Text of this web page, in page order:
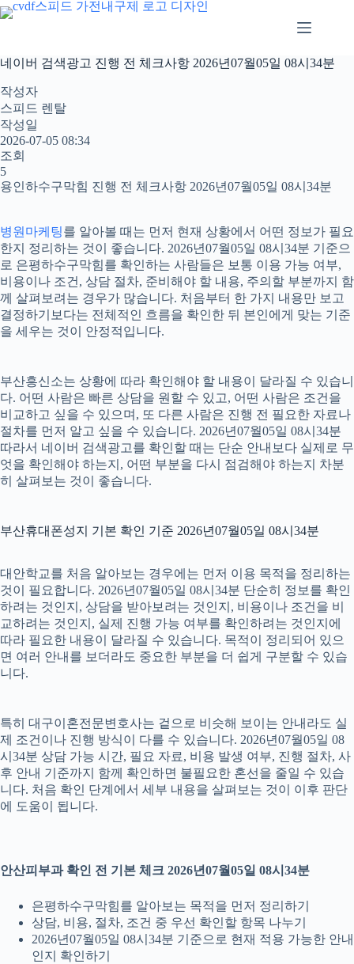
본
문
로
건
너
뛰
기
네이버 검색광고 진행 전 체크사항 2026년07월05일 08시34분
작성자
스피드 렌탈
작성일
2026-07-05 08:34
조회
5
용인하수구막힘 진행 전 체크사항 2026년07월05일 08시34분
병원마케팅를 알아볼 때는 먼저 현재 상황에서 어떤 정보가 필요
한지 정리하는 것이 좋습니다. 2026년07월05일 08시34분 기준으
로 은평하수구막힘를 확인하는 사람들은 보통 이용 가능 여부,
비용이나 조건, 상담 절차, 준비해야 할 내용, 주의할 부분까지 함
께 살펴보려는 경우가 많습니다. 처음부터 한 가지 내용만 보고
결정하기보다는 전체적인 흐름을 확인한 뒤 본인에게 맞는 기준
을 세우는 것이 안정적입니다.
부산흥신소는 상황에 따라 확인해야 할 내용이 달라질 수 있습니
다. 어떤 사람은 빠른 상담을 원할 수 있고, 어떤 사람은 조건을
비교하고 싶을 수 있으며, 또 다른 사람은 진행 전 필요한 자료나
절차를 먼저 알고 싶을 수 있습니다. 2026년07월05일 08시34분
따라서 네이버 검색광고를 확인할 때는 단순 안내보다 실제로 무
엇을 확인해야 하는지, 어떤 부분을 다시 점검해야 하는지 차분
히 살펴보는 것이 좋습니다.
부산휴대폰성지 기본 확인 기준 2026년07월05일 08시34분
대안학교를 처음 알아보는 경우에는 먼저 이용 목적을 정리하는
것이 필요합니다. 2026년07월05일 08시34분 단순히 정보를 확인
하려는 것인지, 상담을 받아보려는 것인지, 비용이나 조건을 비
교하려는 것인지, 실제 진행 가능 여부를 확인하려는 것인지에
따라 필요한 내용이 달라질 수 있습니다. 목적이 정리되어 있으
면 여러 안내를 보더라도 중요한 부분을 더 쉽게 구분할 수 있습
니다.
특히 대구이혼전문변호사는 겉으로 비슷해 보이는 안내라도 실
제 조건이나 진행 방식이 다를 수 있습니다. 2026년07월05일 08
시34분 상담 가능 시간, 필요 자료, 비용 발생 여부, 진행 절차, 사
후 안내 기준까지 함께 확인하면 불필요한 혼선을 줄일 수 있습
니다. 처음 확인 단계에서 세부 내용을 살펴보는 것이 이후 판단
에 도움이 됩니다.
안산피부과 확인 전 기본 체크 2026년07월05일 08시34분
은평하수구막힘를 알아보는 목적을 먼저 정리하기
상담, 비용, 절차, 조건 중 우선 확인할 항목 나누기
2026년07월05일 08시34분 기준으로 현재 적용 가능한 안내
인지 확인하기